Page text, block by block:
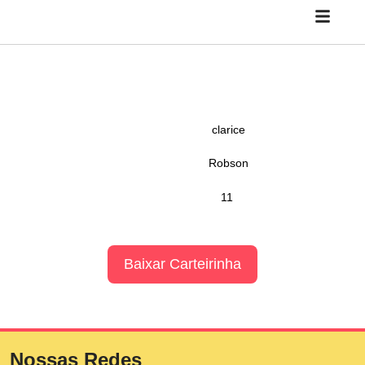
clarice
Robson
11
Baixar Carteirinha
Nossas Redes